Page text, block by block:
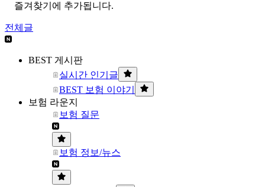
즐겨찾기에 추가됩니다.
전체글
BEST 게시판
실시간 인기글
BEST 보험 이야기
보험 라운지
보험 질문
보험 정보/뉴스